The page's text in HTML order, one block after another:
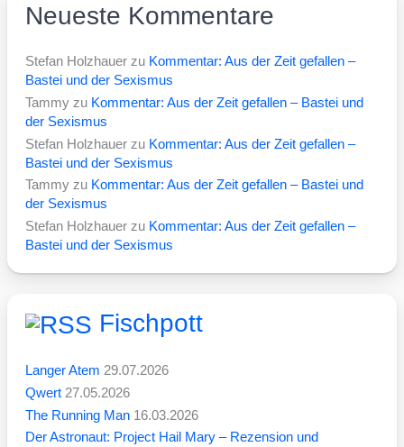
Neueste Kommentare
Stefan Holzhauer zu Kommentar: Aus der Zeit gefallen –
Bastei und der Sexismus
Tammy zu Kommentar: Aus der Zeit gefallen – Bastei und
der Sexismus
Stefan Holzhauer zu Kommentar: Aus der Zeit gefallen –
Bastei und der Sexismus
Tammy zu Kommentar: Aus der Zeit gefallen – Bastei und
der Sexismus
Stefan Holzhauer zu Kommentar: Aus der Zeit gefallen –
Bastei und der Sexismus
Fischpott
Langer Atem 29.07.2026
Qwert 27.05.2026
The Running Man 16.03.2026
Der Astronaut: Project Hail Mary – Rezension und